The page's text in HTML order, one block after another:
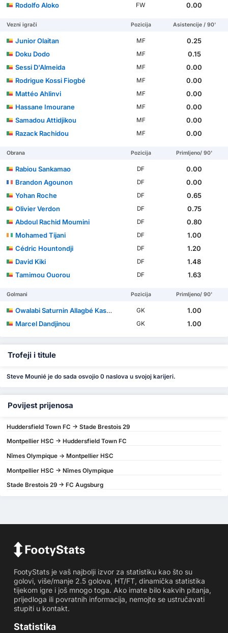
Rodolfo Aloko
FW 0.00
Vezni igrači Pozicija Asistencije / 90'
Junior Olaitan MF
0.25
Doku Dodo
MF
0.15
Sessi D'Almeida
MF
0.00
Rodrigue Kossi Fiogbé
MF
0.00
Mattéo Ahlinvi
MF
0.00
Hassane Imourane
MF
0.00
Samadou Attidjikou
MF
0.00
Razack Rachidou
MF 0.00
Obrana Pozicija Primljeno/ 90'
Rabiou Sankamao DF
0.00
Brandon Agounon
DF
0.00
Yohan Roche
DF
0.65
Olivier Verdon
DF
0.75
Abdoul Rachid Moumini
DF
0.80
Mohamed Tijani
DF
1.00
Cédric Hountondji
DF
1.20
David Kiki
DF
1.48
Tamimou Ouorou
DF 1.63
Golmani Pozicija Primljeno/ 90'
Owalabi Saturnin Allagbé Kassifa GK
1.00
Marcel Dandjinou
GK 1.00
Trofeji i titule
Steve Mounié je do sada osvojio 0 naslova u svojoj karijeri.
Povijest prijenosa
Huddersfield Town FC -> Stade Brestois 29
Montpellier HSC -> Huddersfield Town FC
Nîmes Olympique -> Montpellier HSC
Montpellier HSC -> Nîmes Olympique
Stade Brestois 29 -> FC Augsburg
FootyStats je vaš najbolji izvor za statistiku kao što su
golovi, više/manje 2.5 golova, HT/FT, dinamička statistika
tijekom igre i još mnogo toga. Ako imate bilo kakvih pitanja,
prijedloga ili povratnih informacija, nemojte se ustručavati
stupiti u kontakt.
Statistika